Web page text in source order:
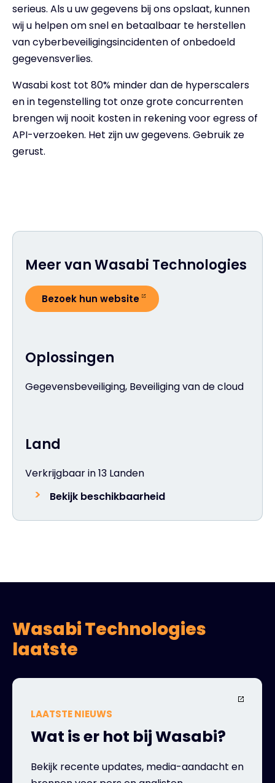
serieus. Als u uw gegevens bij ons opslaat, kunnen
wij u helpen om snel en betaalbaar te herstellen
van cyberbeveiligingsincidenten of onbedoeld
gegevensverlies.
Wasabi kost tot 80% minder dan de hyperscalers
en in tegenstelling tot onze grote concurrenten
brengen wij nooit kosten in rekening voor egress of
API-verzoeken. Het zijn uw gegevens. Gebruik ze
gerust.
Land
Verkrijgbaar in 13 Landen
Bekijk beschikbaarheid
Oplossingen
Gegevensbeveiliging, Beveiliging van de cloud
Meer van Wasabi Technologies
Bezoek hun website
Wasabi Technologies
laatste
LAATSTE NIEUWS
Wat is er hot bij Wasabi?
Bekijk recente updates, media-aandacht en